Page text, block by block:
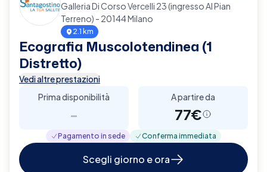
Galleria Di Corso Vercelli 23 (ingresso Al Pian
Terreno) - 20144 Milano
2.1 km
Ecografia Muscolotendinea (1
Distretto)
Vedi altre prestazioni
Prima disponibilità
-
A partire da
77€
Pagamento in sede Conferma immediata
Scegli giorno e ora